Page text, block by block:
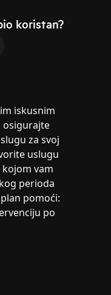
koristan?
iskusnim
osigurajte
za svoj
uslugu
kojom vam
perioda
pomoći:
po